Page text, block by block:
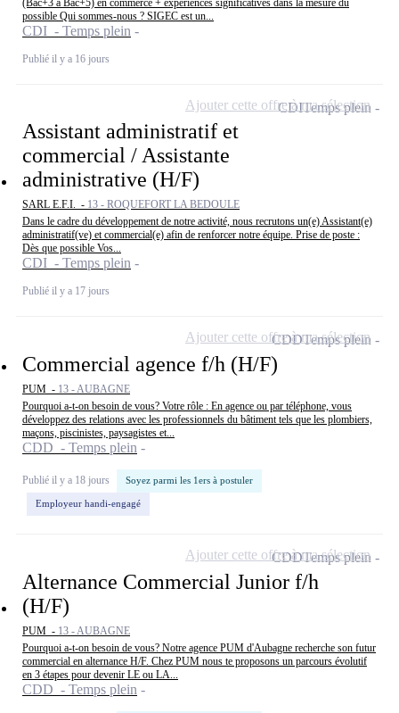
possible Qui sommes-nous ? SIGEC est un...
CDI - Temps plein
Publié il y a 16 jours
Assistant administratif et
commercial / Assistante
administrative (H/F)
SARL E.F.I. - 13 - ROQUEFORT LA BEDOULE
Dans le cadre du développement de notre activité, nous recrutons un(e) Assistant(e)
administratif(ve) et commercial(e) afin de renforcer notre équipe. Prise de poste :
Dès que possible Vos...
CDI - Temps plein
Publié il y a 17 jours
CDITemps plein
Ajouter cette offre à ma sélection
Commercial agence f/h (H/F)
PUM - 13 - AUBAGNE
Pourquoi a-t-on besoin de vous? Votre rôle : En agence ou par téléphone, vous
développez des relations avec les professionnels du bâtiment tels que les plombiers,
maçons, piscinistes, paysagistes et...
CDD - Temps plein
Publié il y a 18 jours Soyez parmi les 1ers à postuler
Employeur handi-engagé
CDDTemps plein
Ajouter cette offre à ma sélection
Alternance Commercial Junior f/h
(H/F)
PUM - 13 - AUBAGNE
Pourquoi a-t-on besoin de vous? Notre agence PUM d'Aubagne recherche son futur
commercial en alternance H/F. Chez PUM nous te proposons un parcours évolutif
en 3 étapes pour devenir LE ou LA...
CDD - Temps plein
CDDTemps plein
Ajouter cette offre à ma sélection